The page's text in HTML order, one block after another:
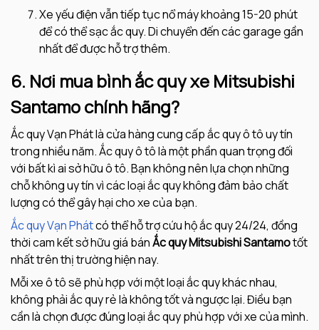
Xe yếu điện vẫn tiếp tục nổ máy khoảng 15-20 phút
để có thể sạc ắc quy. Di chuyển đến các garage gần
nhất để được hỗ trợ thêm.
6. Nơi mua bình ắc quy xe Mitsubishi
Santamo chính hãng?
Ắc quy Vạn Phát là cửa hàng cung cấp ắc quy ô tô uy tín
trong nhiều năm. Ắc quy ô tô là một phần quan trọng đối
với bất kì ai sở hữu ô tô. Bạn không nên lựa chọn những
chỗ không uy tín vì các loại ắc quy không đảm bảo chất
lượng có thể gây hại cho xe của bạn.
Ắc quy Vạn Phátcó thể hỗ trợ cứu hộ ắc quy 24/24, đồng
thời cam kết sở hữu giá bánẮc quy Mitsubishi Santamotốt
nhất trên thị trường hiện nay.
Mỗi xe ô tô sẽ phù hợp với một loại ắc quy khác nhau,
không phải ắc quy rẻ là không tốt và ngược lại. Điều bạn
cần là chọn được đúng loại ắc quy phù hợp với xe của mình.